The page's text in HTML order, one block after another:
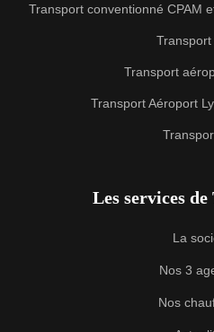
Transport conventionné CPAM
Transport
Transport Aéroport
Les services
La
Nos 3
Nos